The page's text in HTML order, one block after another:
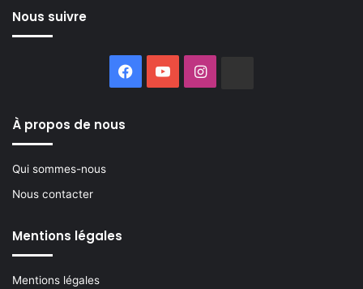
Nous suivre
Facebook
YouTubeInstagram
À propos de nous
Qui sommes-nous
Nous contacter
Mentions légales
Mentions légales